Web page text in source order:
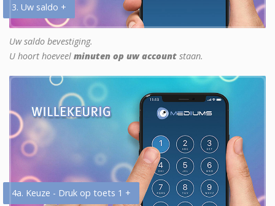
3. Uw saldo +
Uw saldo bevestiging.
U hoort hoeveel minuten op uw account staan.
4a. Keuze - Druk op toets 1 +